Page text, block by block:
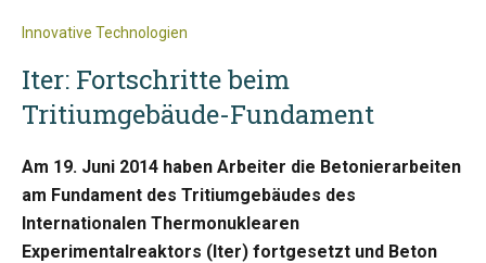
Innovative Technologien
Iter: Fortschritte beim
Tritiumgebäude-Fundament
Am 19. Juni 2014 haben Arbeiter die Betonierarbeiten
am Fundament des Tritiumgebäudes des
Internationalen Thermonuklearen
Experimentalreaktors (Iter) fortgesetzt und Beton